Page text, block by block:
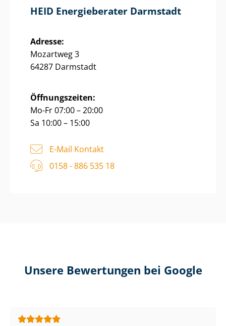
HEID Energieberater Darmstadt
Adresse:
Mozartweg 3
64287 Darmstadt
Öffnungszeiten:
Mo-Fr 07:00 – 20:00
Sa 10:00 – 15:00
E-Mail Kontakt
0158 - 886 535 18
Unsere Bewertungen bei Google